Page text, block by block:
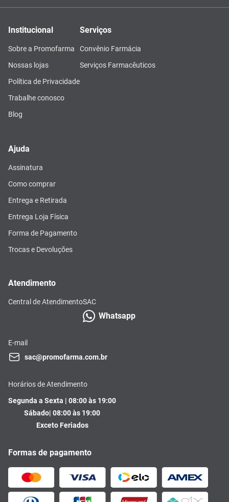
Institucional
Sobre a Promofarma
Nossas lojas
Política de Privacidade
Trabalhe conosco
Blog
Serviços
Convênio Farmácia
Serviços Farmacêuticos
Ajuda
Assinatura
Como comprar
Entrega e Retirada
Entrega Loja Física
Forma de Pagamento
Trocas e Devoluções
Atendimento
Central de AtendimentoSAC
Whatsapp
E-mail
sac@promofarma.com.br
Horários de Atendimento
Segunda a Sexta | 08:00 às 19:00
Sábado| 08:00 às 19:00
Exceto Feriados
Formas de pagamento